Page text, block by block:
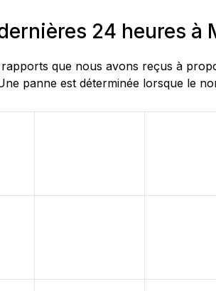
24 heures
que nous avons reçus à
panne est déterminée lorsque le